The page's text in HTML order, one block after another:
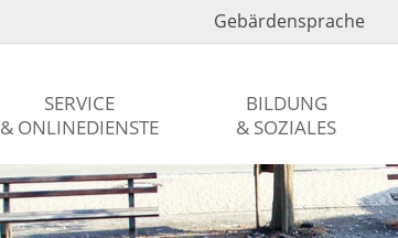
Gebärdensprache
SERVICE
& ONLINEDIENSTE
BILDUNG
& SOZIALES